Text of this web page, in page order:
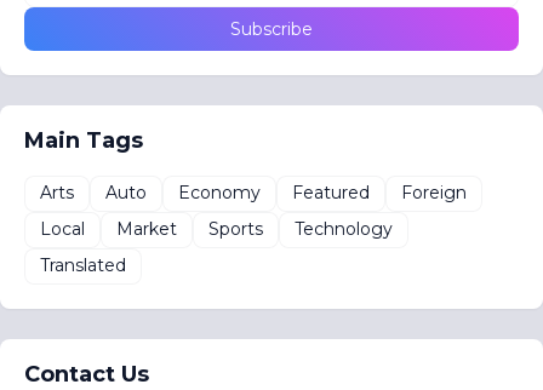
Main Tags
Arts Auto Economy Featured
Foreign
Local
Market Sports
Technology
Translated
Contact Us